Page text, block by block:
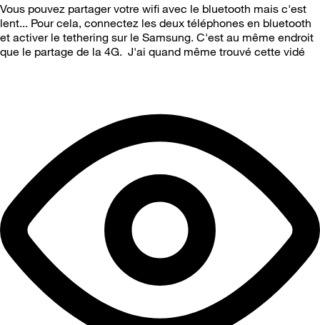
Vous pouvez partager votre wifi avec le bluetooth mais c'est
lent... Pour cela, connectez les deux téléphones en bluetooth
et activer le tethering sur le Samsung. C'est au même endroit
que le partage de la 4G. J'ai quand même trouvé cette vidé